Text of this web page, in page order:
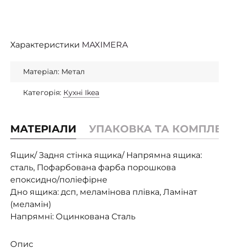
Характеристики MAXIMERA
Матеріал: Метал
Категорія: Кухні Ikea
МАТЕРІАЛИ УПАКОВКА ТА
Ящик/ Задня стінка ящика/ Напрямна ящика:
сталь, Пофарбована фарба порошкова
епоксидно/поліефірне
Дно ящика: дсп, меламінова плівка, Ламінат
(меламін)
Напрямні: Оцинкована Сталь
Опис